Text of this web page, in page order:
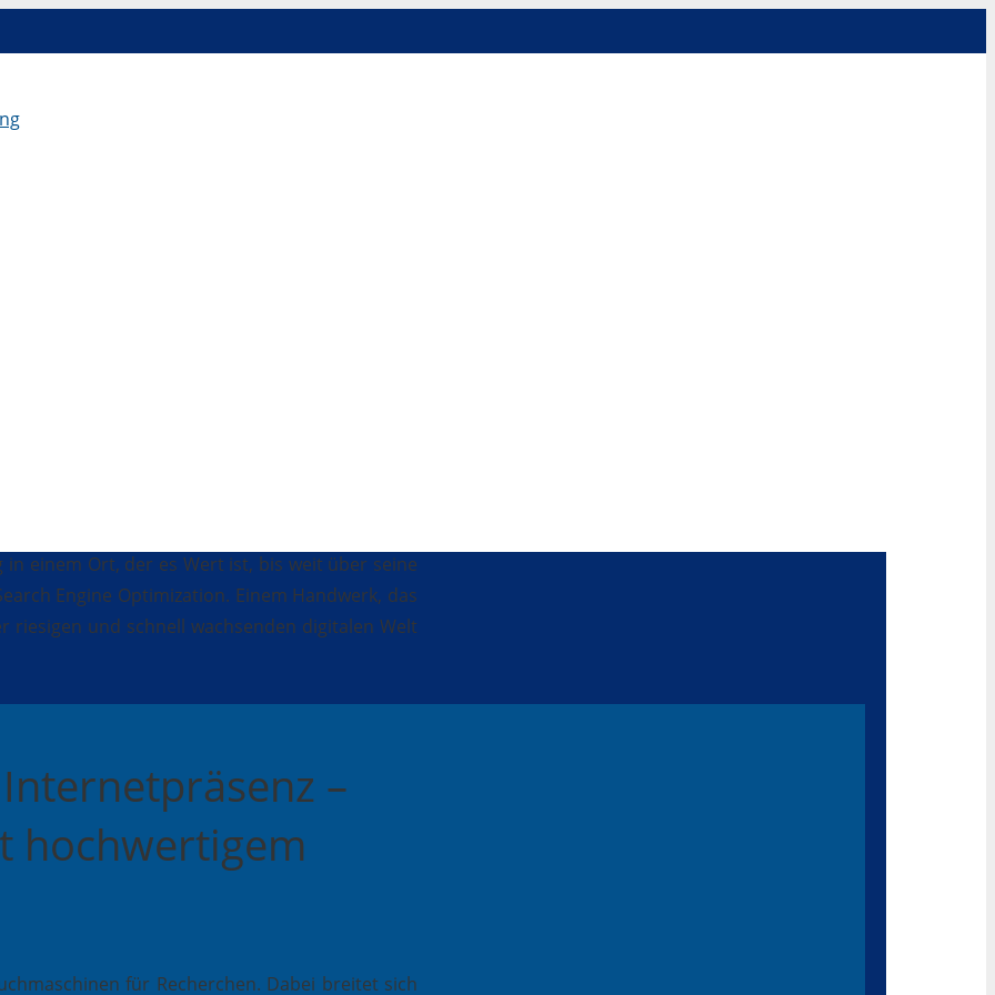
einem Ort, der es Wert ist, bis weit über seine
Engine Optimization. Einem Handwerk, das
riesigen und schnell wachsenden digitalen Welt
–
hochwertigem
für Recherchen. Dabei breitet sich